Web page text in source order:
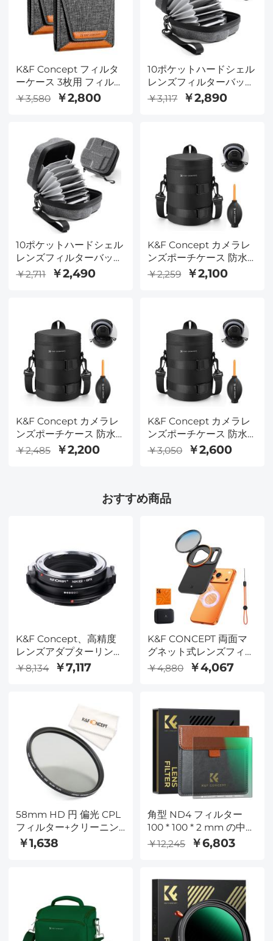
K&F Concept フィルタ
ーケース 3枚用 フィルタ
ー径82mm対応 円形 カ
メラ 一眼レフ フィルタ
入れ 保管 管理用品 2個
セット
￥3,580 ￥2,800
10ポケットハードシェル
レンズフィルターバッ
グ、最大95mm、防水、
耐久性、ポータブル、旅
ングケース、サイズL
￥3,117 ￥2,890
10ポケットハードシェル
レンズフィルターバッ
グ、最大82mm、防水、
ングケース、サイズS
￥2,711 ￥2,490
K&F Concept カメラレ
ンズポーチケース 防水
ジッパーレンズ保護バッ
￥2,259 ￥2,100
K&F Concept カメラレ
ンズポーチケース 防水
ジッパーレンズ保護バッ
グ カメラレンズキャリ
￥2,485 ￥2,200
K&F Concept カメラレ
ンズポーチケース 防水
ジッパーレンズ保護バッ
グ カメラレンズキャリ
￥3,050 ￥2,600
おすすめ商品
K&F Concept、高精度
レンズアダプターリン
グ、Nik(G)-GFX
￥8,134 ￥7,117
K&F CONCEPT 両面マ
グネット式レンズフィル
ターマウントアダプター
（58mm CPLフィルタ
フィルターに対応、
iPhoneカメラレンズ対
応CPLフィルター
￥4,880 ￥4,067
58mm HD 円 偏光 CPL
フィルター+クリーニン
グクロス
￥1,638
角型 ND4 フィルター
100 * 100 * 2 mm の中立
的な密度フィルター 28
￥12,245 ￥6,803